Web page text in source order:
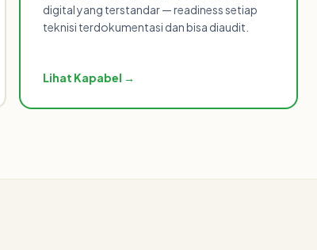
digital yang terstandar — readiness setiap
teknisi terdokumentasi dan bisa diaudit.
Lihat Kapabel →